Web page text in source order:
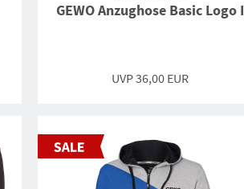
GEWO Anzughose Basic Logo I
UVP 36,00 EUR